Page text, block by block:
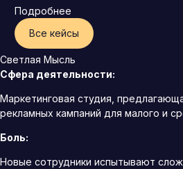
Подробнее
Все кейсы
Светлая Мысль
Сфера деятельности:
Маркетинговая студия,
рекламных кампаний для малого и
Боль:
Новые сотрудники испытывают